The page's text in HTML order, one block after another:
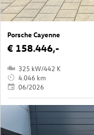
Porsche Cayenne
€ 158.446,-
325 kW/442 K
4.046 km
06/2026